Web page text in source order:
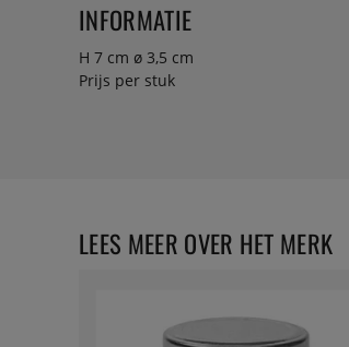
INFORMATIE
H 7 cm ø 3,5 cm
Prijs per stuk
LEES MEER OVER HET MERK